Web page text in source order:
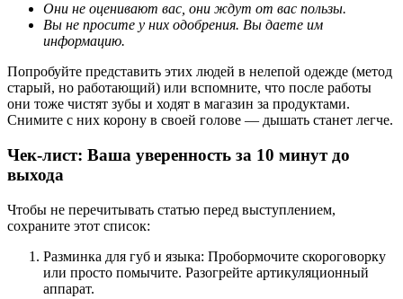
Они не оценивают вас, они ждут от вас пользы.
Вы не просите у них одобрения. Вы даете им
информацию.
Попробуйте представить этих людей в нелепой одежде (метод
старый, но работающий) или вспомните, что после работы
они тоже чистят зубы и ходят в магазин за продуктами.
Снимите с них корону в своей голове — дышать станет легче.
Чек-лист: Ваша уверенность за 10 минут до
выхода
Чтобы не перечитывать статью перед выступлением,
сохраните этот список:
Разминка для губ и языка: Пробормочите скороговорку
или просто помычите. Разогрейте артикуляционный
аппарат.